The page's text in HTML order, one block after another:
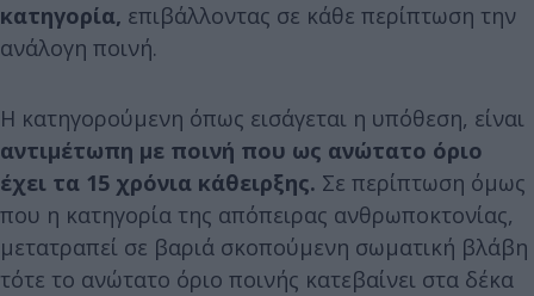
κατηγορία, επιβάλλοντας σε κάθε περίπτωση την
ανάλογη ποινή.
Η κατηγορούμενη όπως εισάγεται η υπόθεση, είναι
αντιμέτωπη με ποινή που ως ανώτατο όριο
έχει τα 15 χρόνια κάθειρξης. Σε περίπτωση όμως
που η κατηγορία της απόπειρας ανθρωποκτονίας,
μετατραπεί σε βαριά σκοπούμενη σωματική βλάβη
τότε το ανώτατο όριο ποινής κατεβαίνει στα δέκα